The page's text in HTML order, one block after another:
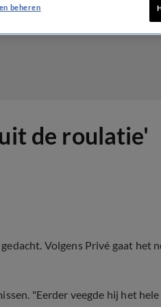
de roulatie'
Volgens Privé gaat het
"Eerder veegde hij het
beheren